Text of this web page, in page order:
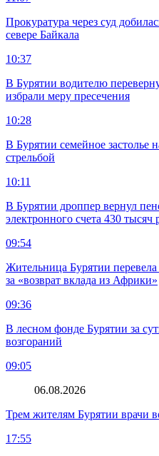
Прокуратура через суд
севере Байкала
10:37
В Бурятии водителю
избрали меру пресечения
10:28
В Бурятии семейное застолье
стрельбой
10:11
В Бурятии дроппер вернул
электронного счета 430 тысяч
09:54
Жительница Бурятии
за «возврат вклада из Африки»
09:36
В лесном фонде Бурятии за
возгораний
09:05
06.08.2026
Трем жителям Бурятии врачи
17:55